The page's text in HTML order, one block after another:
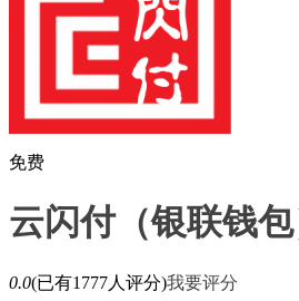
免费
云闪付（银联钱包
0.0(已有1777人评分)我要评分